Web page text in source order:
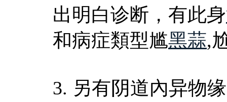
出明白诊断，有此身
和病症類型尴黑蒜,
3. 另有阴道內异物